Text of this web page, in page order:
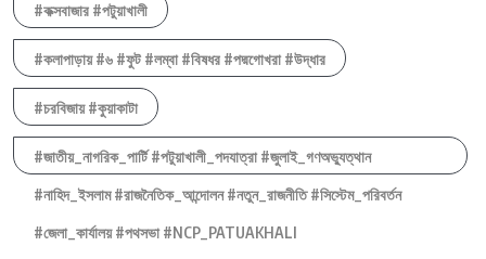
#কক্সবাজার #পটুয়াখালী
#কলাপাড়ায় #৬ #ফুট #লম্বা #বিষধর #পদ্মগোখরা #উদ্ধার
#চরবিজায় #কুয়াকাটা
#জাতীয়_নাগরিক_পার্টি #পটুয়াখালী_পদযাত্রা #জুলাই_গণঅভ্যুত্থান
#নাহিদ_ইসলাম #রাজনৈতিক_আন্দোলন #নতুন_রাজনীতি #সিস্টেম_পরিবর্তন
#জেলা_কার্যালয় #পথসভা #NCP_PATUAKHALI